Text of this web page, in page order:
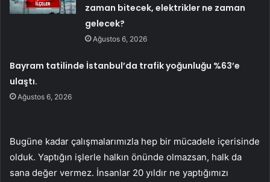
zaman bitecek, elektrikler ne zaman
gelecek?
Ağustos 6, 2026
Bayram tatilinde İstanbul’da trafik yoğunluğu %63’e
ulaştı.
Ağustos 6, 2026
Bugüne kadar çalışmalarımızla hep bir mücadele içerisinde
olduk. Yaptığın işlerle halkın önünde olmazsan, halk da
sana değer vermez. İnsanlar 20 yıldır ne yaptığımızı